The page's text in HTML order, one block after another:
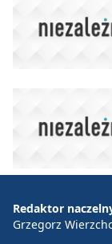
Redaktor
Grzegorz